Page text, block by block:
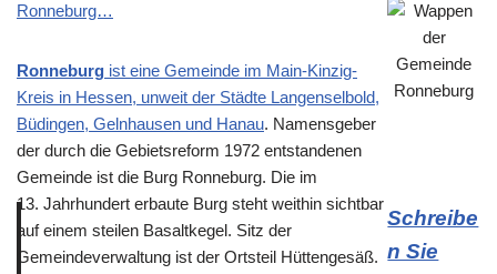
Ronneburg…
Ronneburg ist eine Gemeinde im Main-Kinzig-
Kreis in Hessen, unweit der Städte Langenselbold,
Büdingen, Gelnhausen und Hanau. Namensgeber
der durch die Gebietsreform 1972 entstandenen
Gemeinde ist die Burg Ronneburg. Die im
13. Jahrhundert erbaute Burg steht weithin sichtbar
auf einem steilen Basaltkegel. Sitz der
Gemeindeverwaltung ist der Ortsteil Hüttengesäß.
Schreibe
n Sie